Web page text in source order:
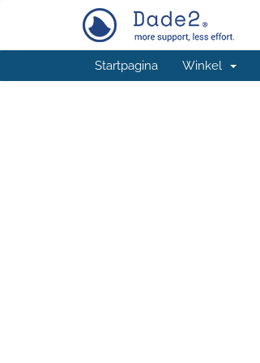
Startpagina Winkel